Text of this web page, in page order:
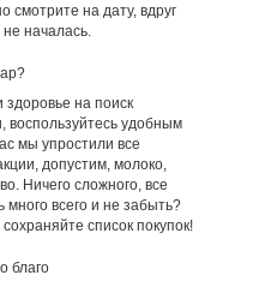
смотрите на дату, вдруг
началась.
на поиск
воспользуйтесь удобным
мы упростили все
допустим, молоко,
Ничего сложного, все
всего и не забыть?
список покупок!
благо